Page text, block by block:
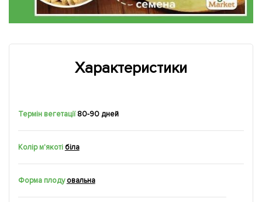
Характеристики
Термін вегетації 80-90 дней
Колір м'якоті біла
Форма плоду овальна